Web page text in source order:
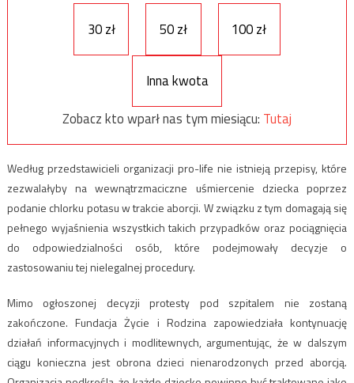
30 zł 50 zł 100 zł
Inna kwota
Zobacz kto wparł nas tym miesiącu: Tutaj
Według przedstawicieli organizacji pro-life nie istnieją przepisy, które
zezwalałyby na wewnątrzmaciczne uśmiercenie dziecka poprzez
podanie chlorku potasu w trakcie aborcji. W związku z tym domagają się
pełnego wyjaśnienia wszystkich takich przypadków oraz pociągnięcia
do odpowiedzialności osób, które podejmowały decyzje o
zastosowaniu tej nielegalnej procedury.
Mimo ogłoszonej decyzji protesty pod szpitalem nie zostaną
zakończone. Fundacja Życie i Rodzina zapowiedziała kontynuację
działań informacyjnych i modlitewnych, argumentując, że w dalszym
ciągu konieczna jest obrona dzieci nienarodzonych przed aborcją.